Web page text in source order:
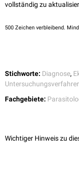
vollständig zu
500 Zeichen verbleibend.
Stichworte: Diagnose,
Fachgebiete:
Wichtiger Hinweis zu